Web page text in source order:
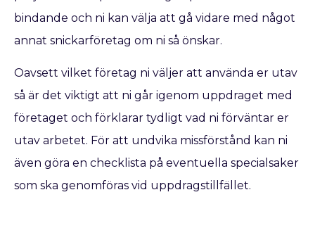
bindande och ni kan välja att gå vidare med något
annat snickarföretag om ni så önskar.
Oavsett vilket företag ni väljer att använda er utav
så är det viktigt att ni går igenom uppdraget med
företaget och förklarar tydligt vad ni förväntar er
utav arbetet. För att undvika missförstånd kan ni
även göra en checklista på eventuella specialsaker
som ska genomföras vid uppdragstillfället.